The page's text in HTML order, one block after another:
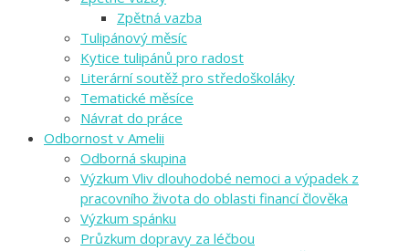
Zpětná vazba
Tulipánový měsíc
Kytice tulipánů pro radost
Literární soutěž pro středoškoláky
Tematické měsíce
Návrat do práce
Odbornost v Amelii
Odborná skupina
Výzkum Vliv dlouhodobé nemoci a výpadek z
pracovního života do oblasti financí člověka
Výzkum spánku
Průzkum dopravy za léčbou